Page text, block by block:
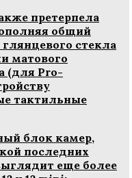
претерпела
общий
стекла
матового
(для Pro-
тактильные
блок камер‚
последних
еще более